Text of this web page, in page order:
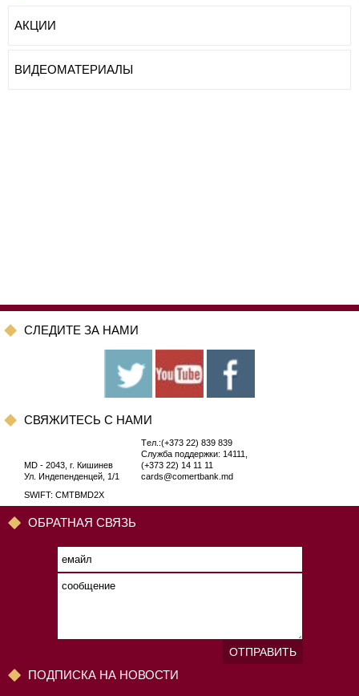
АКЦИИ
ВИДЕОМАТЕРИАЛЫ
CЛЕДИТЕ ЗА НАМИ
CВЯЖИТЕСЬ С НАМИ
MD - 2043, г. Кишинев
Ул. Индепенденцей, 1/1
Tел.:(+373 22) 839 839
Служба поддержки: 14111,
(+373 22) 14 11 11
cards@comertbank.md
SWIFT: CMTBMD2X
ОБРАТНАЯ СВЯЗЬ
ОТПРАВИТЬ
ПОДПИСКА НА НОВОСТИ